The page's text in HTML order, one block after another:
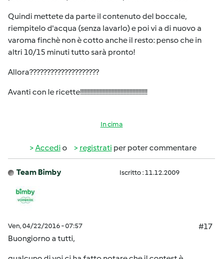
Quindi mettete da parte il contenuto del boccale,
riempitelo d'acqua (senza lavarlo) e poi vi a di nuovo a
varoma finchè non è cotto anche il resto: penso che in
altri 10/15 minuti tutto sarà pronto!
Allora????????????????????
Avanti con le ricette!!!!!!!!!!!!!!!!!!!!!!!!!!!!!!!!!!!!!!!!!!!!!
In cima
Accedi o registrati per poter commentare
Team Bimby Iscritto : 11.12.2009
Ven, 04/22/2016 - 07:57
#17
Buongiorno a tutti,